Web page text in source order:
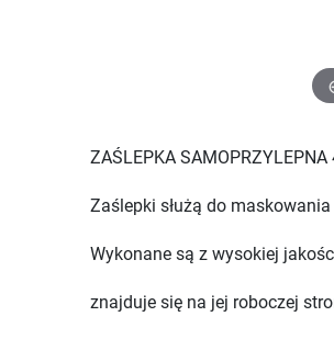
ZAŚLEPKA
Zaślepki służą do
Wykonane są z wysokiej
znajduje się na jej roboczej